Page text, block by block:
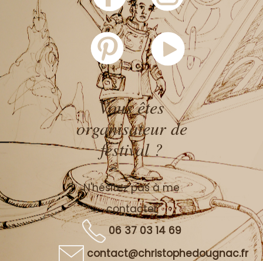
Vous êtes
organisateur de
festival ?
N'hésitez pas à me
contacter
06 37 03 14 69
contact@christophedougnac.fr